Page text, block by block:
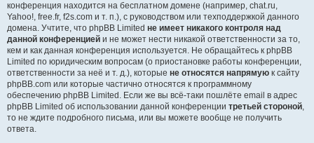
конференция находится на бесплатном домене (например, chat.ru,
Yahoo!, free.fr, f2s.com и т. п.), с руководством или техподдержкой данного
домена. Учтите, что phpBB Limited не имеет никакого контроля над
данной конференцией и не может нести никакой ответственности за то,
кем и как данная конференция используется. Не обращайтесь к phpBB
Limited по юридическим вопросам (о приостановке работы конференции,
ответственности за неё и т. д.), которые не относятся напрямую к сайту
phpBB.com или которые частично относятся к программному
обеспечению phpBB Limited. Если же вы всё-таки пошлёте email в адрес
phpBB Limited об использовании данной конференции третьей стороной,
то не ждите подробного письма, или вы можете вообще не получить
ответа.